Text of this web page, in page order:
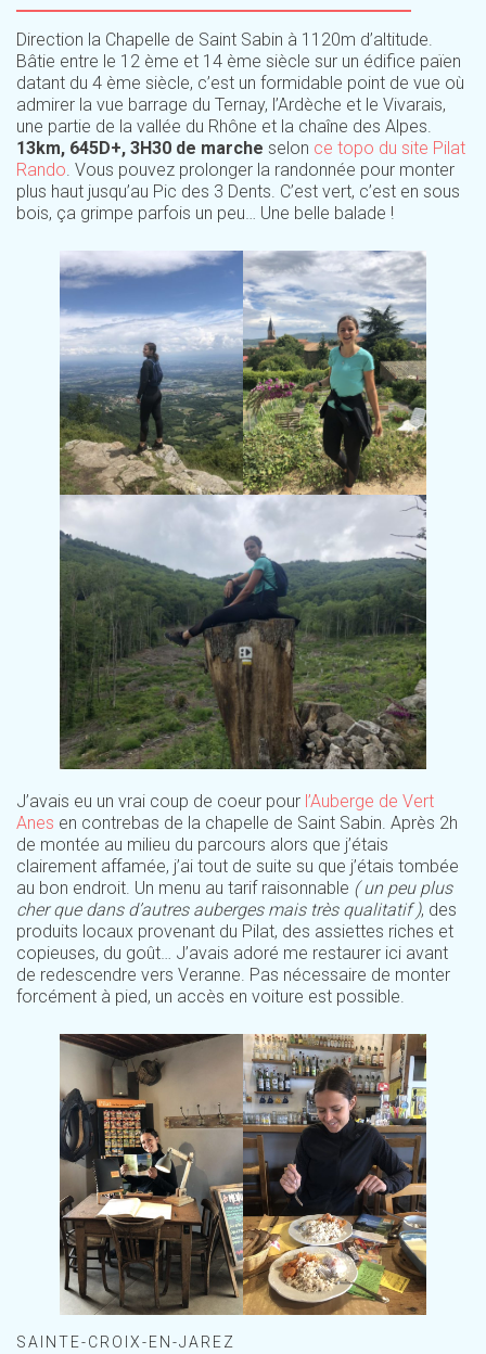
Direction la Chapelle de Saint Sabin à 1120m d’altitude.
Bâtie entre le 12 ème et 14 ème siècle sur un édifice païen
datant du 4 ème siècle, c’est un formidable point de vue où
admirer la vue barrage du Ternay, l’Ardèche et le Vivarais,
une partie de la vallée du Rhône et la chaîne des Alpes.
13km, 645D+, 3H30 de marche selon ce topo du site Pilat
Rando . Vous pouvez prolonger la randonnée pour monter
plus haut jusqu’au Pic des 3 Dents. C’est vert, c’est en sous
bois, ça grimpe parfois un peu… Une belle balade !
J’avais eu un vrai coup de coeur pour l’Auberge de Vert
Anes en contrebas de la chapelle de Saint Sabin. Après 2h
de montée au milieu du parcours alors que j’étais
clairement affamée, j’ai tout de suite su que j’étais tombée
au bon endroit. Un menu au tarif raisonnable ( un peu plus
cher que dans d’autres auberges mais très qualitatif ), des
produits locaux provenant du Pilat, des assiettes riches et
copieuses, du goût… J’avais adoré me restaurer ici avant
de redescendre vers Veranne. Pas nécessaire de monter
forcément à pied, un accès en voiture est possible.
SAINTE-CROIX-EN-JAREZ